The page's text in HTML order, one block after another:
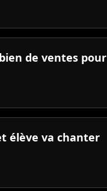
de ventes pour
élève va chanter